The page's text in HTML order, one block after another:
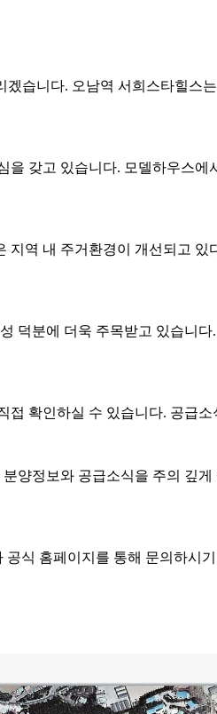
습니다. 오남역 서희스타힐스
갖고 있습니다. 모델하우스
역 내 주거환경이 개선되고
덕분에 더욱 주목받고 있습니
확인하실 수 있습니다. 공급
양정보와 공급소식을 주의 깊
식 홈페이지를 통해 문의하시